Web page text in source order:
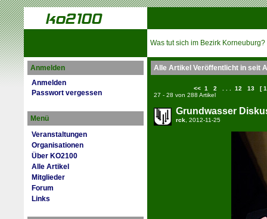
Was tut sich im Bezirk Korneuburg?
Anmelden
Anmelden
Passwort vergessen
Menü
Veranstaltungen
Organisationen
Über KO2100
Alle Artikel
Mitglieder
Forum
Links
Alle Artikel Veröffentlicht in seit
<< 1 2 12 13
[
27 - 28 von 288 Artikel
Grundwasser
rck , 2012-11-25